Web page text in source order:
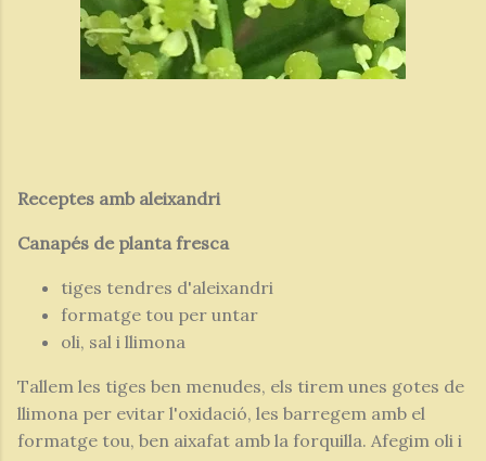
Receptes amb aleixandri
Canapés de planta fresca
tiges tendres d'aleixandri
formatge tou per untar
oli, sal i llimona
Tallem les tiges ben menudes, els tirem unes gotes de
llimona per evitar l'oxidació, les barregem amb el
formatge tou, ben aixafat amb la forquilla. Afegim oli i